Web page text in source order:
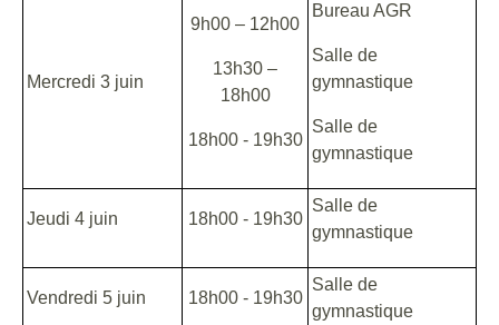
Mercredi 3 juin
9h00 – 12h00
13h30 –
18h00
18h00 - 19h30
Bureau AGR
Salle de
gymnastique
Salle de
gymnastique
Jeudi 4 juin 18h00 - 19h30
Salle de
gymnastique
Vendredi 5 juin 18h00 - 19h30
Salle de
gymnastique